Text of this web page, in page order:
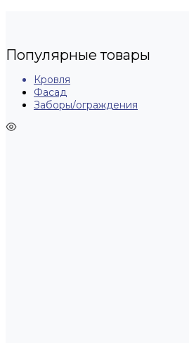
Популярные товары
Кровля
Фасад
Заборы/ограждения